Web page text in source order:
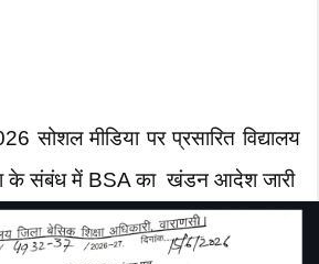
सोशल मीडिया पर प्रसारित विद्यालय
के संबंध में BSA का खंडन आदेश जारी